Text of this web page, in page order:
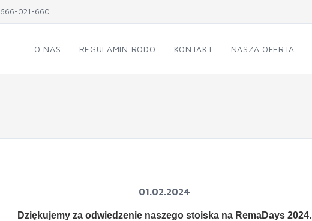
666-021-660
O NAS REGULAMIN RODO KONTAKT NASZA OFERTA
01.02.2024
Dziękujemy za odwiedzenie naszego stoiska na RemaDays 2024.